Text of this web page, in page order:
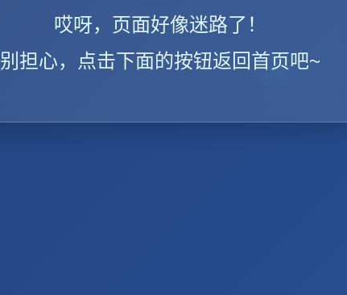
哎呀，页面好像迷路了！
别担心，点击下面的按钮返回首页吧~